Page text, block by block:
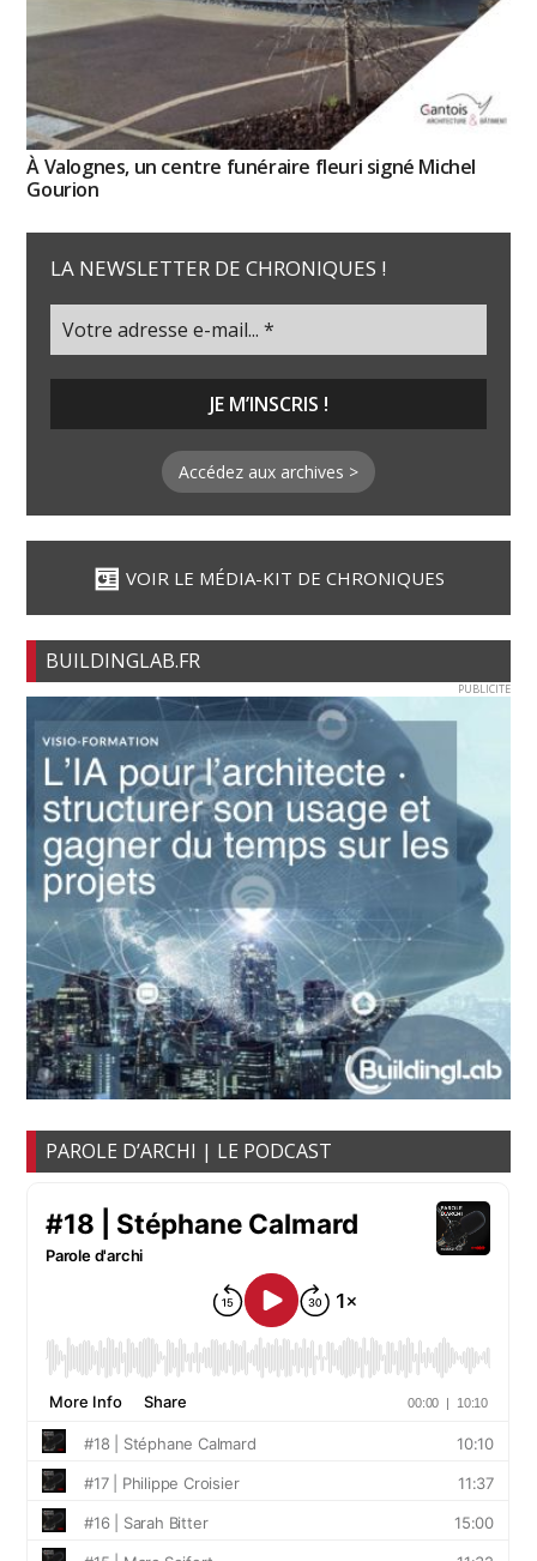
À Valognes, un centre funéraire fleuri signé Michel
Gourion
LA NEWSLETTER DE CHRONIQUES !
Accédez aux archives >
VOIR LE MÉDIA-KIT DE CHRONIQUES
BUILDINGLAB.FR
PUBLICITE
PAROLE D’ARCHI | LE PODCAST